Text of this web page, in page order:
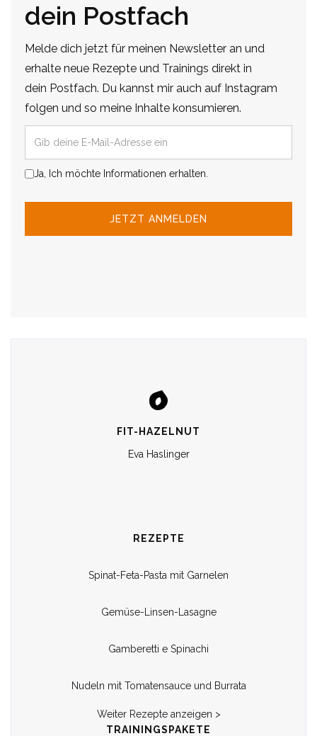
dein Postfach
Melde dich jetzt für meinen Newsletter an und
erhalte neue Rezepte und Trainings direkt in
dein Postfach. Du kannst mir auch auf Instagram
folgen und so meine Inhalte konsumieren.
Ja, Ich möchte Informationen erhalten.
FIT-HAZELNUT
Eva Haslinger
REZEPTE
Spinat-Feta-Pasta mit Garnelen
Gemüse-Linsen-Lasagne
Gamberetti e Spinachi
Nudeln mit Tomatensauce und Burrata
Weiter Rezepte anzeigen >
TRAININGSPAKETE